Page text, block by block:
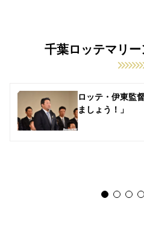
千葉ロッテマリ
ロッテ・伊東監
ましょう！」